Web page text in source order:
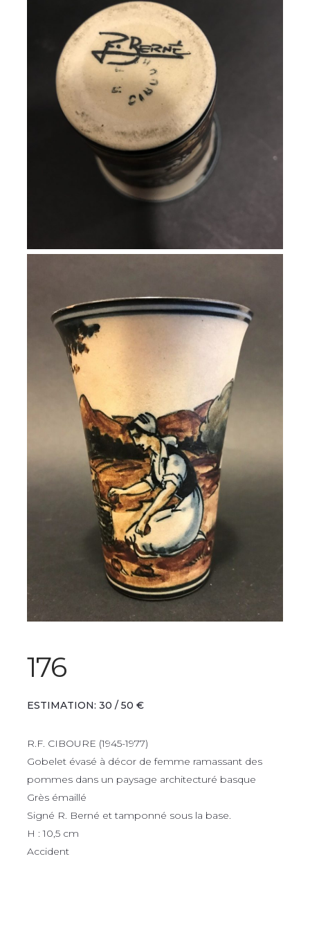
176
ESTIMATION: 30 / 50 €
R.F. CIBOURE (1945-1977)
Gobelet évasé à décor de femme ramassant des
pommes dans un paysage architecturé basque
Grès émaillé
Signé R. Berné et tamponné sous la base.
H : 10,5 cm
Accident